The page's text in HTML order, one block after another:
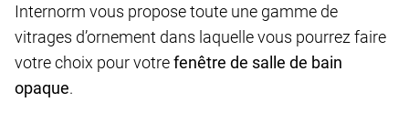
Internorm vous propose toute une gamme de
vitrages d’ornement dans laquelle vous pourrez faire
votre choix pour votrefenêtre de salle de bain
opaque.